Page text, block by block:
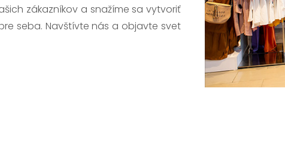
zákazníkov a snažíme sa vytvoriť
seba. Navštívte nás a objavte svet